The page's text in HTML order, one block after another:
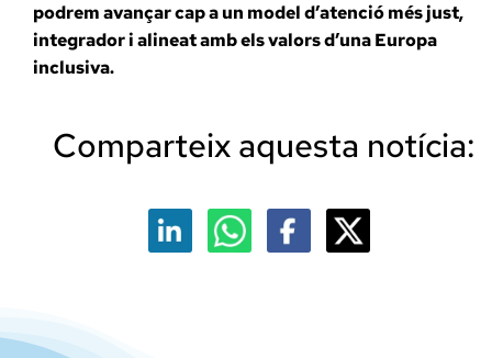
podrem avançar cap a un model d’atenció més just,
integrador i alineat amb els valors d’una Europa
inclusiva.
Comparteix aquesta notícia: